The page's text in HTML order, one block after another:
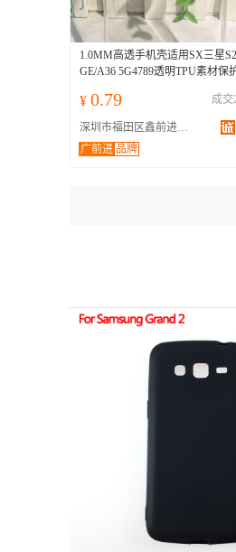
1.0MM高透手机壳适用SX三星
GE/A36 5G4789透明TPU素材保
¥ 0.79 成交
深圳市福田区鑫前进手机数码配件商行
广前进 品牌